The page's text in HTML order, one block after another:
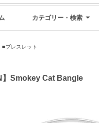
カテゴリー・検索
■ブレスレット
】Smokey Cat Bangle